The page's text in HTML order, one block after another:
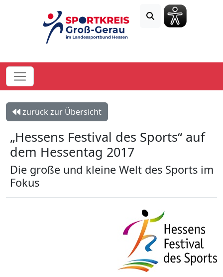
zurück zur Übersicht
„Hessens Festival des Sports“ auf
dem Hessentag 2017
Die große und kleine Welt des Sports im
Fokus